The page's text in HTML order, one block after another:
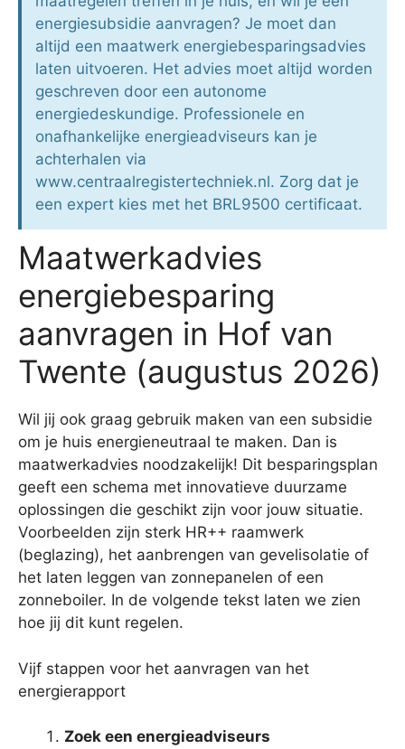
energiesubsidie aanvragen? Je moet dan
altijd een maatwerk energiebesparingsadvies
laten uitvoeren. Het advies moet altijd worden
geschreven door een autonome
energiedeskundige. Professionele en
onafhankelijke energieadviseurs kan je
achterhalen via
www.centraalregistertechniek.nl. Zorg dat je
een expert kies met het BRL9500 certificaat.
Maatwerkadvies
energiebesparing
aanvragen in Hof van
Twente (augustus 2026)
Wil jij ook graag gebruik maken van een subsidie
om je huis energieneutraal te maken. Dan is
maatwerkadvies noodzakelijk! Dit besparingsplan
geeft een schema met innovatieve duurzame
oplossingen die geschikt zijn voor jouw situatie.
Voorbeelden zijn sterk HR++ raamwerk
(beglazing), het aanbrengen van gevelisolatie of
het laten leggen van zonnepanelen of een
zonneboiler. In de volgende tekst laten we zien
hoe jij dit kunt regelen.
Vijf stappen voor het aanvragen van het
energierapport
Zoek een energieadviseurs